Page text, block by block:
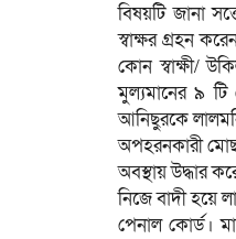
বিষয়টি জানা
স্বাক্ষর গ্রহন
কোন স্বাক্ষী/
মুল্যমানের ৯ টি
আনিছুরকে
অপহরনকারী
অবস্থায় উদ্ধার
নিজে বাদী হয়ে
পেনাল কোর্ড।